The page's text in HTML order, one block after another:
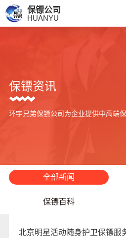
保镖公司
HUANYU
保镖资讯
环宇兄弟保镖公司为企业提供中高端保
全部新闻
保镖百科
北京明星活动随身护卫保镖服